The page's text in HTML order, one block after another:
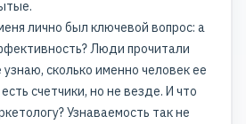
лично был ключевой вопрос: а
Люди прочитали
сколько именно человек ее
счетчики, но не везде. И что
Узнаваемость так не